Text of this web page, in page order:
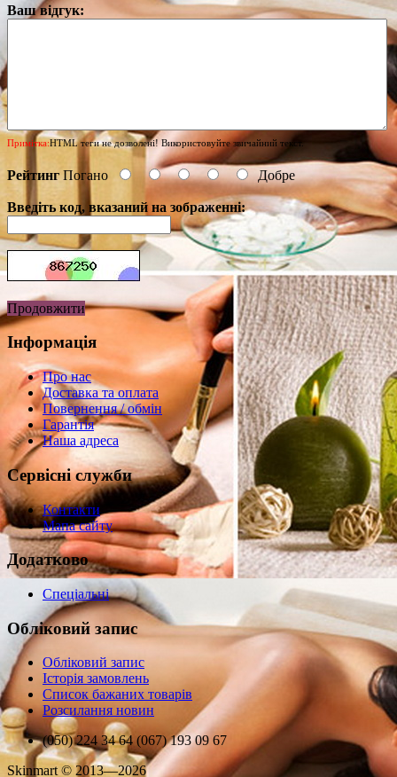
Ваш відгук:
Примітка:HTML теги не дозволені! Використовуйте звичайний текст.
Рейтинг Погано Добре
Введіть код, вказаний на зображенні:
Продовжити
Інформація
Про нас
Доставка та оплата
Повернення / обмін
Гарантія
Наша адреса
Сервісні служби
Контакти
Мапа сайту
Додатково
Спеціальні
Обліковий запис
Обліковий запис
Історія замовлень
Список бажаних товарів
Розсилання новин
(050) 224 34 64 (067) 193 09 67
Skinmart © 2013—2026